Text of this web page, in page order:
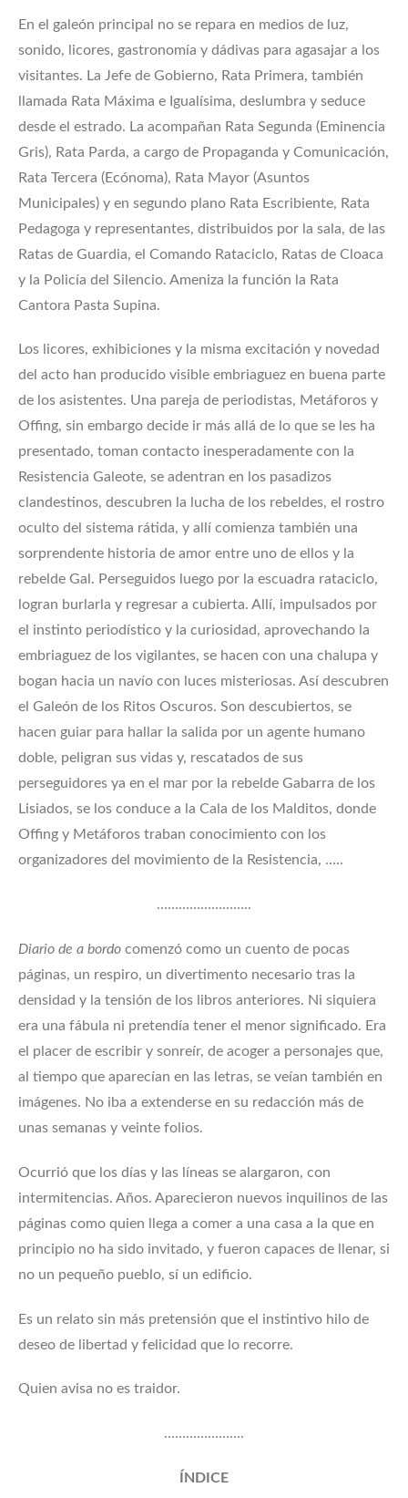
En el galeón principal no se repara en medios de luz,
sonido, licores, gastronomía y dádivas para agasajar a los
visitantes. La Jefe de Gobierno, Rata Primera, también
llamada Rata Máxima e Igualísima, deslumbra y seduce
desde el estrado. La acompañan Rata Segunda (Eminencia
Gris), Rata Parda, a cargo de Propaganda y Comunicación,
Rata Tercera (Ecónoma), Rata Mayor (Asuntos
Municipales) y en segundo plano Rata Escribiente, Rata
Pedagoga y representantes, distribuidos por la sala, de las
Ratas de Guardia, el Comando Rataciclo, Ratas de Cloaca
y la Policía del Silencio. Ameniza la función la Rata
Cantora Pasta Supina.
Los licores, exhibiciones y la misma excitación y novedad
del acto han producido visible embriaguez en buena parte
de los asistentes. Una pareja de periodistas, Metáforos y
Offing, sin embargo decide ir más allá de lo que se les ha
presentado, toman contacto inesperadamente con la
Resistencia Galeote, se adentran en los pasadizos
clandestinos, descubren la lucha de los rebeldes, el rostro
oculto del sistema rátida, y allí comienza también una
sorprendente historia de amor entre uno de ellos y la
rebelde Gal. Perseguidos luego por la escuadra rataciclo,
logran burlarla y regresar a cubierta. Allí, impulsados por
el instinto periodístico y la curiosidad, aprovechando la
embriaguez de los vigilantes, se hacen con una chalupa y
bogan hacia un navío con luces misteriosas. Así descubren
el Galeón de los Ritos Oscuros. Son descubiertos, se
hacen guiar para hallar la salida por un agente humano
doble, peligran sus vidas y, rescatados de sus
perseguidores ya en el mar por la rebelde Gabarra de los
Lisiados, se los conduce a la Cala de los Malditos, donde
Offing y Metáforos traban conocimiento con los
organizadores del movimiento de la Resistencia, …..
……………………..
Diario de a bordo comenzó como un cuento de pocas
páginas, un respiro, un divertimento necesario tras la
densidad y la tensión de los libros anteriores. Ni siquiera
era una fábula ni pretendía tener el menor significado. Era
el placer de escribir y sonreír, de acoger a personajes que,
al tiempo que aparecían en las letras, se veían también en
imágenes. No iba a extenderse en su redacción más de
unas semanas y veinte folios.
Ocurrió que los días y las líneas se alargaron, con
intermitencias. Años. Aparecieron nuevos inquilinos de las
páginas como quien llega a comer a una casa a la que en
principio no ha sido invitado, y fueron capaces de llenar, si
no un pequeño pueblo, sí un edificio.
Es un relato sin más pretensión que el instintivo hilo de
deseo de libertad y felicidad que lo recorre.
Quien avisa no es traidor.
………………….
ÍNDICE